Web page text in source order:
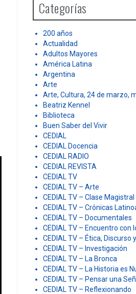
o
Categorías
200 años
Actualidad
Adultos Mayores
América Latina
Argentina
Arte
Arte, Cultura, 24 de marzo,
Beatriz Kennel
Biblioteca
Buen Saber del Vivir
CEDIAL
CEDIAL Docencia
CEDIAL RADIO
CEDIAL REVISTA
CEDIAL TV
CEDIAL TV – Arte
CEDIAL TV – Clase Magistral
CEDIAL TV – Crónicas
CEDIAL TV – Documentales
CEDIAL TV – Encuentro con
CEDIAL TV – Ética, Discurso
CEDIAL TV – Investigación
CEDIAL TV – La Bronca
CEDIAL TV – La Historia es
CEDIAL TV – Pensar una
CEDIAL TV – Reflexionando